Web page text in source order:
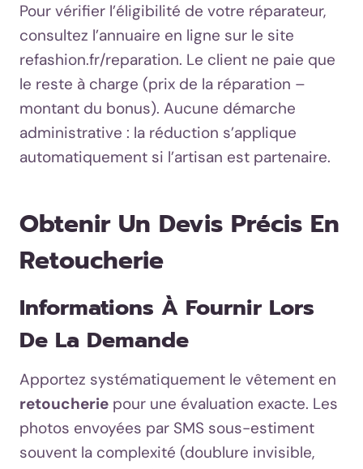
Pour vérifier l’éligibilité de votre réparateur,
consultez l’annuaire en ligne sur le site
refashion.fr/reparation. Le client ne paie que
le reste à charge (prix de la réparation –
montant du bonus). Aucune démarche
administrative : la réduction s’applique
automatiquement si l’artisan est partenaire.
Obtenir Un Devis Précis En
Retoucherie
Informations À Fournir Lors
De La Demande
Apportez systématiquement le vêtement en
retoucherie pour une évaluation exacte. Les
photos envoyées par SMS sous-estiment
souvent la complexité (doublure invisible,